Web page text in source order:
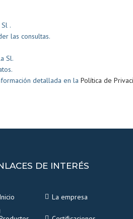
.
las consultas.
Sl.
detallada en la Política de
DE INTERÉS
Inicio La empresa